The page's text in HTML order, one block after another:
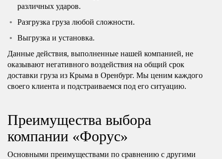
различных ударов.
Разгрузка груза любой сложности.
Выгрузка и установка.
Данные действия, выполненные нашей компанией, не
оказывают негативного воздействия на общий срок
доставки груза из Крыма в Оренбург. Мы ценим каждого
своего клиента и подстраиваемся под его ситуацию.
Преимущества выбора
компании «Форус»
Основными преимуществами по сравнению с другими